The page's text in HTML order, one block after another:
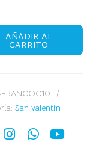
AÑADIR AL
CARRITO
San valentin